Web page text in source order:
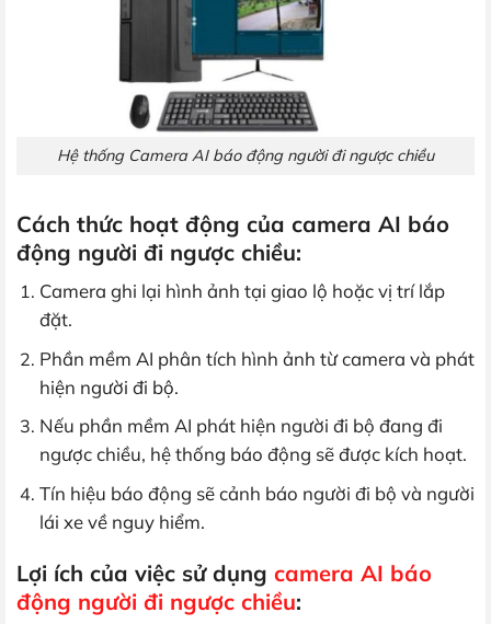
Hệ thống Camera AI báo động người đi ngược chiều
Cách thức hoạt động của camera AI báo
động người đi ngược chiều:
Camera ghi lại hình ảnh tại giao lộ hoặc vị trí lắp
đặt.
Phần mềm AI phân tích hình ảnh từ camera và phát
hiện người đi bộ.
Nếu phần mềm AI phát hiện người đi bộ đang đi
ngược chiều, hệ thống báo động sẽ được kích hoạt.
Tín hiệu báo động sẽ cảnh báo người đi bộ và người
lái xe về nguy hiểm.
Lợi ích của việc sử dụng camera AI báo
động người đi ngược chiều: